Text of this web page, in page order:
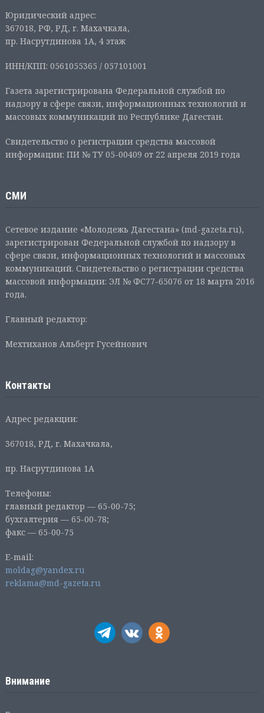
Юридический адрес:
367018, РФ, РД, г. Махачкала,
пр. Насрутдинова 1А, 4 этаж
ИНН/КПП: 0561055365 / 057101001
Газета зарегистрирована Федеральной службой по
надзору в сфере связи, информационных технологий и
массовых коммуникаций по Республике Дагестан.
Свидетельство о регистрации средства массовой
информации: ПИ № ТУ 05-00409 от 22 апреля 2019 года
СМИ
Сетевое издание «Молодежь Дагестана» (md-gazeta.ru),
зарегистрирован Федеральной службой по надзору в
сфере связи, информационных технологий и массовых
коммуникаций. Свидетельство о регистрации средства
массовой информации: ЭЛ № ФС77-65076 от 18 марта 2016
года.
Главный редактор:
Мехтиханов Альберт Гусейнович
Контакты
Адрес редакции:
367018, РД, г. Махачкала,
пр. Насрутдинова 1А
Телефоны:
главный редактор — 65-00-75;
бухгалтерия — 65-00-78;
факс — 65-00-75
E-mail:
moldag@yandex.ru
reklama@md-gazeta.ru
Внимание